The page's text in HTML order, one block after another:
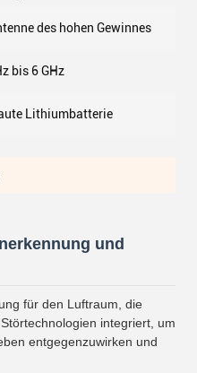
des hohen Gewinnes
bis 6 GHz
Lithiumbatterie
und
für den Luftraum, die
integriert, um
entgegenzuwirken und